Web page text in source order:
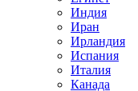
Индия
Иран
Ирландия
Испания
Италия
Канада